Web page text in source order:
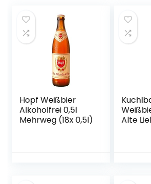
Hopf Weißbier
Alkoholfrei 0,5l
Mehrweg (18x 0,5l)
Alte